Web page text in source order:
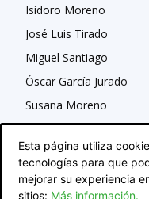
Isidoro Moreno
José Luis Tirado
Miguel Santiago
Óscar García Jurado
Susana Moreno
Esta página utiliza
tecnologías para que
mejorar su experiencia
sitios: Más información.